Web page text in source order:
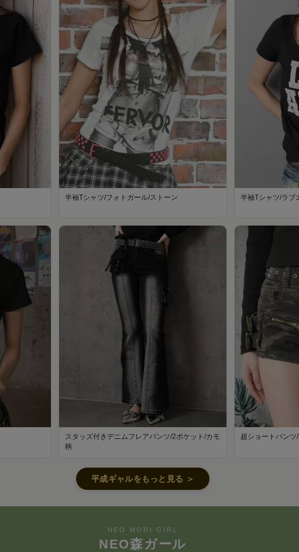
半袖Tシャツ/フォトガール/ストーン 半袖Tシャツ/ラブ
スタッズ付きデニムフレアパンツ/2ポケット/カモ
柄
超ショートパンツ
平成ギャルをもっと見る ＞
NEO MORI GIRL
NEO森ガール